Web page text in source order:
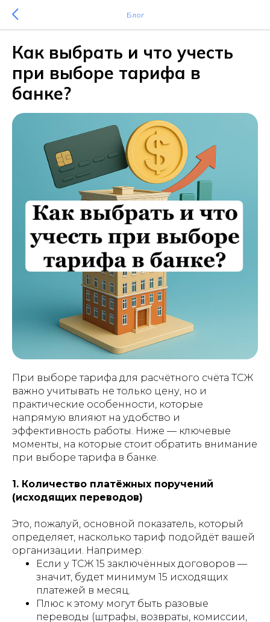
Блог
Как выбрать и что учесть
при выборе тарифа в
банке?
При выборе тарифа для расчётного счёта ТСЖ
важно учитывать не только цену, но и
практические особенности, которые
напрямую влияют на удобство и
эффективность работы. Ниже — ключевые
моменты, на которые стоит обратить внимание
при выборе тарифа в банке.
1. Количество платёжных поручений
(исходящих переводов)
Это, пожалуй, основной показатель, который
определяет, насколько тариф подойдёт вашей
организации. Например:
Если у ТСЖ 15 заключённых договоров —
значит, будет минимум 15 исходящих
платежей в месяц.
Плюс к этому могут быть разовые
переводы (штрафы, возвраты, комиссии,